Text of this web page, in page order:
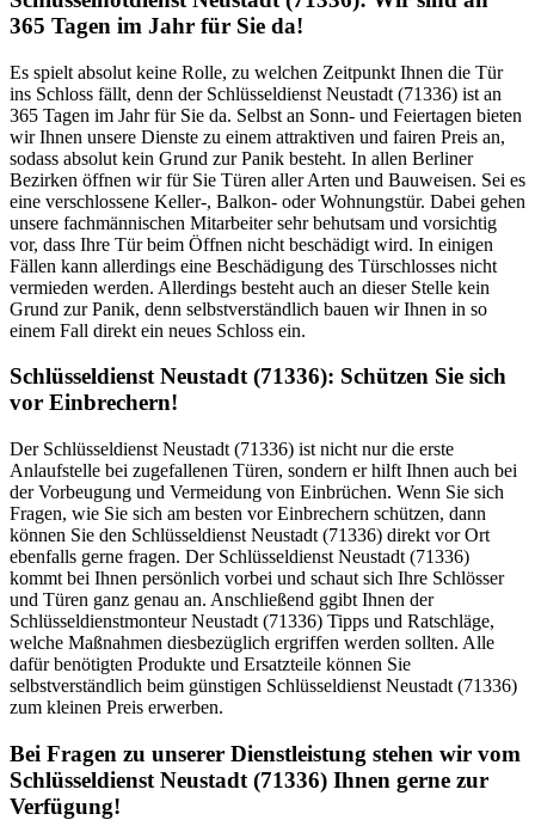
365 Tagen im Jahr für Sie da!
Es spielt absolut keine Rolle, zu welchen Zeitpunkt Ihnen die Tür
ins Schloss fällt, denn der Schlüsseldienst Neustadt (71336) ist an
365 Tagen im Jahr für Sie da. Selbst an Sonn- und Feiertagen bieten
wir Ihnen unsere Dienste zu einem attraktiven und fairen Preis an,
sodass absolut kein Grund zur Panik besteht. In allen Berliner
Bezirken öffnen wir für Sie Türen aller Arten und Bauweisen. Sei es
eine verschlossene Keller-, Balkon- oder Wohnungstür. Dabei gehen
unsere fachmännischen Mitarbeiter sehr behutsam und vorsichtig
vor, dass Ihre Tür beim Öffnen nicht beschädigt wird. In einigen
Fällen kann allerdings eine Beschädigung des Türschlosses nicht
vermieden werden. Allerdings besteht auch an dieser Stelle kein
Grund zur Panik, denn selbstverständlich bauen wir Ihnen in so
einem Fall direkt ein neues Schloss ein.
Schlüsseldienst Neustadt (71336): Schützen Sie sich
vor Einbrechern!
Der Schlüsseldienst Neustadt (71336) ist nicht nur die erste
Anlaufstelle bei zugefallenen Türen, sondern er hilft Ihnen auch bei
der Vorbeugung und Vermeidung von Einbrüchen. Wenn Sie sich
Fragen, wie Sie sich am besten vor Einbrechern schützen, dann
können Sie den Schlüsseldienst Neustadt (71336) direkt vor Ort
ebenfalls gerne fragen. Der Schlüsseldienst Neustadt (71336)
kommt bei Ihnen persönlich vorbei und schaut sich Ihre Schlösser
und Türen ganz genau an. Anschließend ggibt Ihnen der
Schlüsseldienstmonteur Neustadt (71336) Tipps und Ratschläge,
welche Maßnahmen diesbezüglich ergriffen werden sollten. Alle
dafür benötigten Produkte und Ersatzteile können Sie
selbstverständlich beim günstigen Schlüsseldienst Neustadt (71336)
zum kleinen Preis erwerben.
Bei Fragen zu unserer Dienstleistung stehen wir vom
Schlüsseldienst Neustadt (71336) Ihnen gerne zur
Verfügung!